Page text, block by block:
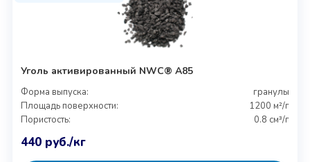
Уголь активированный NWC® A85
Форма выпуска:
гранулы
Площадь поверхности:
1200 м²/г
Пористость:
0.8 см³/г
440 руб./кг